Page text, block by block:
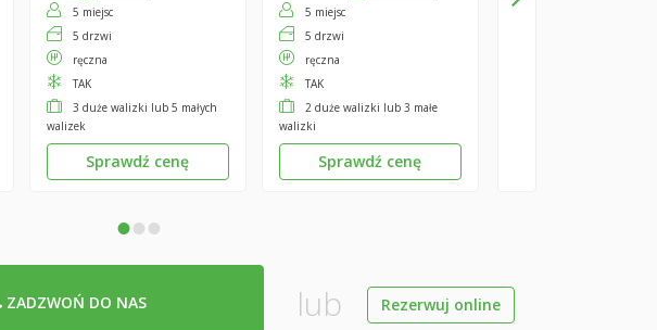
5 miejsc
5 drzwi
ręczna
TAK
3 duże walizki lub 5 małych
walizek
Sprawdź cenę
5 miejsc
5 drzwi
ręczna
TAK
2 duże walizki lub 3 małe
walizki
Sprawdź cenę
•••
ZADZWOŃ DO NAS lub Rezerwuj online